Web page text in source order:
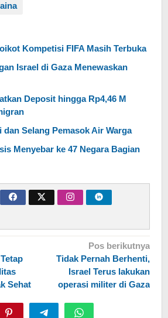
Kompetisi FIFA Masih Terbuka
Israel di Gaza Menewaskan
Deposit hingga Rp4,46 M
Selang Pemasok Air Warga
Menyebar ke 47 Negara Bagian
Sehat
Pos berikutnya
Tidak Pernah Berhenti,
Israel Terus lakukan
operasi militer di Gaza